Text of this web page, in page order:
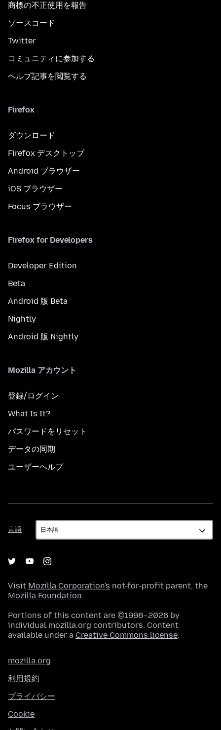
商標の不正使用を報告
ソースコード
Twitter
コミュニティに参加する
ヘルプ記事を閲覧する
Firefox
ダウンロード
Firefox デスクトップ
Android ブラウザー
iOS ブラウザー
Focus ブラウザー
Firefox for Developers
Developer Edition
Beta
Android 版 Beta
Nightly
Android 版 Nightly
Mozilla アカウント
登録/ログイン
What Is It?
パスワードをリセット
データの同期
ユーザーヘルプ
言語
言
語
Visit Mozilla Corporation's not-for-profit parent, the
Mozilla Foundation.
Portions of this content are ©1998–2026 by
individual mozilla.org contributors. Content
available under a Creative Commons license.
mozilla.org
利用規約
プライバシー
Cookie